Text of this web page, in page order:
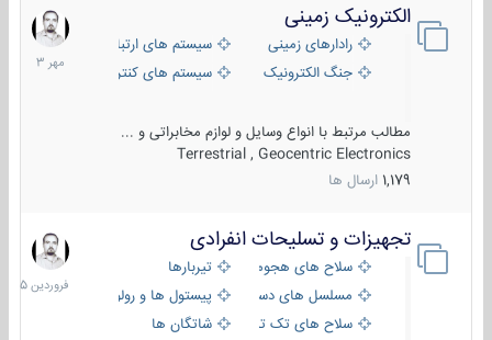
الکترونیک زمینی
رادارهای زمینی
سیستم های ارتباطی و جمع آوری
جنگ الکترونیک
سیستم های کنترل آتش و تجهیزات
مطالب مرتبط با انواع وسایل و لوازم مخابراتی و ...
Terrestrial , Geocentric Electronics
1,179 ارسال ها
1
مهر
1403
تجهیزات و تسلیحات انفرادی
سلاح های هجومی
تیربارها
مسلسل های دستی
پیستول ها و رولورها
سلاح های تک تیر اندازیشاتگان ها
17
فروردین
1405